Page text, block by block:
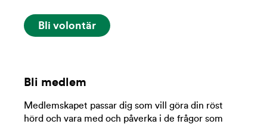
Bli volontär
Bli medlem
Medlemskapet passar dig som vill göra din röst
hörd och vara med och påverka i de frågor som